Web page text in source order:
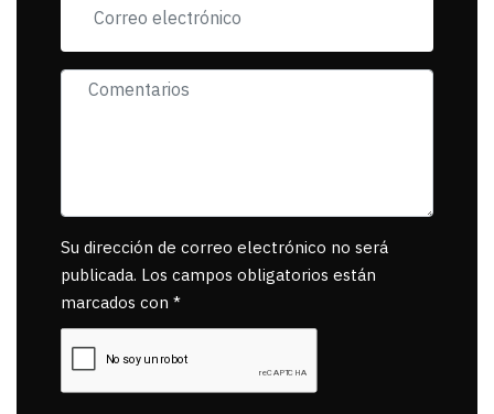
Su dirección de correo electrónico no será
publicada. Los campos obligatorios están
marcados con *